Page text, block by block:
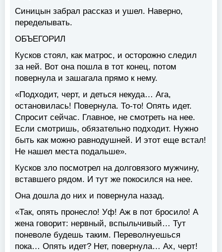
Синицын забрал рассказ и ушел. Наверно,
переделывать.
ОБЪЕГОРИЛ
Кусков стоял, как матрос, и осторожно следил
за ней. Вот она пошла в тот конец, потом
повернула и зашагала прямо к нему.
«Подходит, черт, и деться некуда… Ага,
остановилась! Повернула. То-то! Опять идет.
Спросит сейчас. Главное, не смотреть на нее.
Если смотришь, обязательно подходит. Нужно
быть как можно равнодушней. И этот еще встал!
Не нашел места подальше».
Кусков зло посмотрел на долговязого мужчину,
вставшего рядом. И тут же покосился на нее.
Она дошла до них и повернула назад.
«Так, опять пронесло! Уф! Аж в пот бросило! А
жена говорит: нервный, вспыльчивый… Тут
поневоле будешь таким. Переволнуешься
пока… Опять идет? Нет, повернула… Ах, черт!